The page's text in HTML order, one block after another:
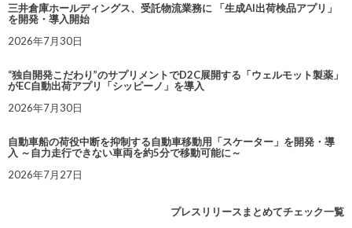
三井倉庫ホールディングス、受託物流業務に 「生成AI出荷検品アプリ」
を開発・導入開始
2026年7月30日
“独自開発こだわり”のサプリメントでD2C展開する「ウェルモット製薬」
がEC自動出荷アプリ「シッピーノ」を導入
2026年7月30日
自動車船の荷役中断を抑制する自動車移動用「スケーター」を開発・導
入 ～自力走行できない車両を約5分で移動可能に～
2026年7月27日
プレスリリースまとめてチェック一覧